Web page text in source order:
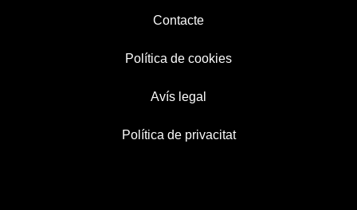
Contacte
Política de cookies
Avís legal
Política de privacitat